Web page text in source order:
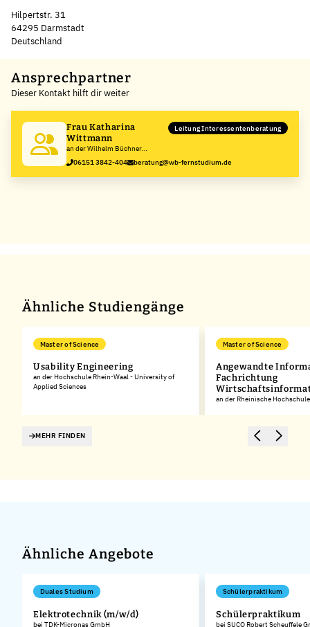
Hilpertstr. 31
64295 Darmstadt
Deutschland
+
−
Ansprechpartner
Dieser Kontakt hilft dir weiter
Frau Katharina
Wittmann
an der Wilhelm Büchner
Hochschule
Leitung Interessentenberatung
06151 3842-404 beratung@wb-fernstudium.de
Ähnliche Studiengänge
Master of Science
Usability Engineering
an der Hochschule Rhein-Waal - University of
Applied Sciences
Master of Science
Angewandte
Fachrichtung
an der Rheinische
MEHR FINDEN
Ähnliche Angebote
Duales Studium
Elektrotechnik (m/w/d)
bei TDK-Micronas GmbH
Schülerpraktikum
Schülerpraktikum
bei SUCO Robert Scheuffele